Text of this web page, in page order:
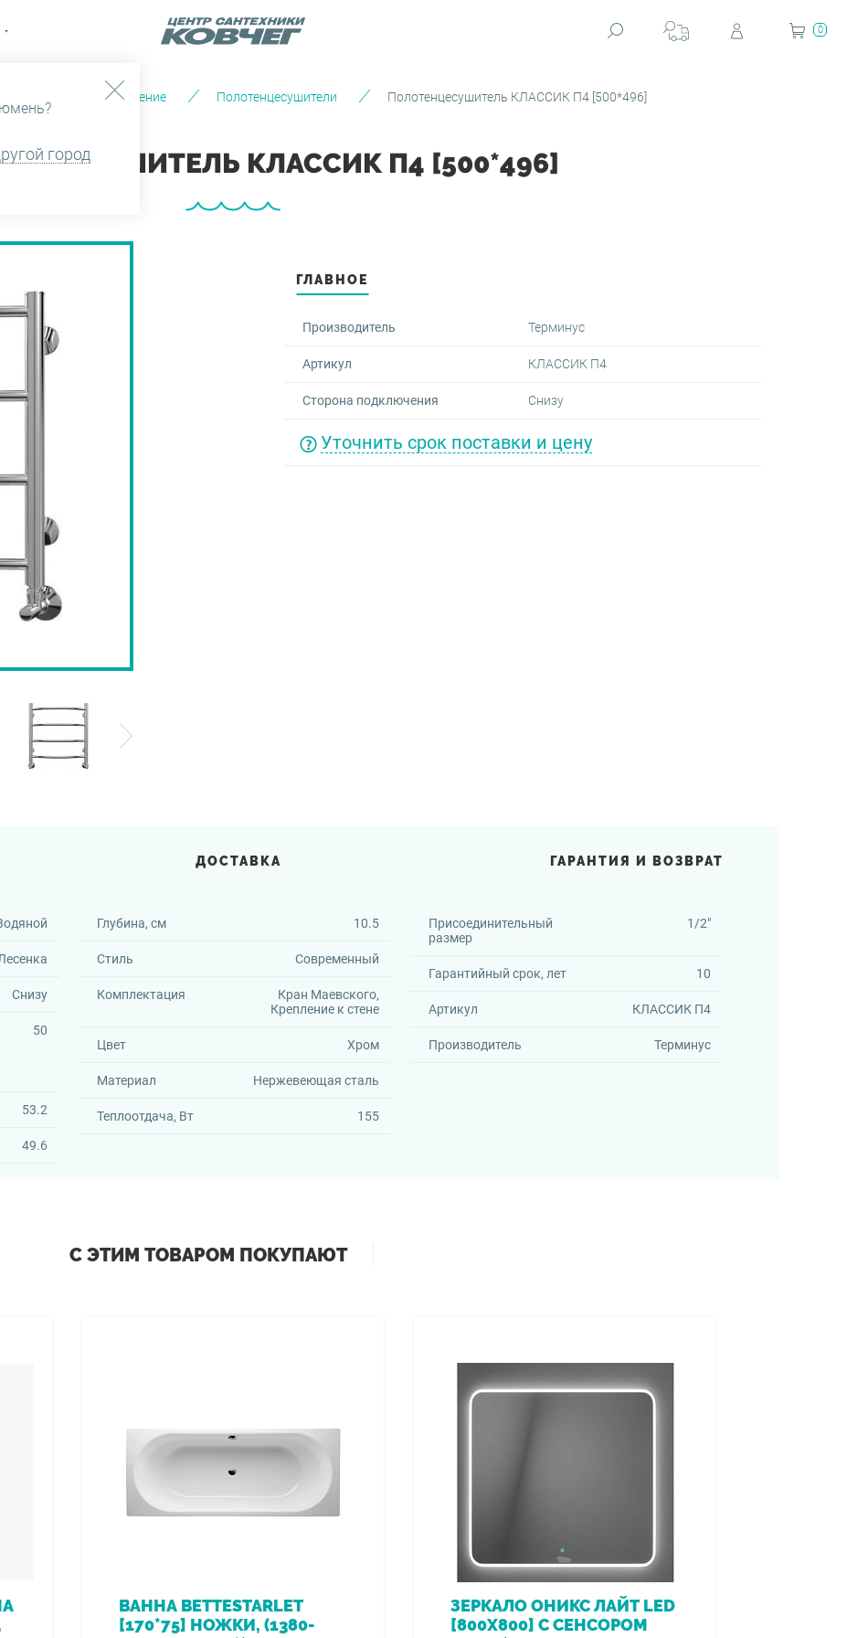
город
0
Вентиляция и отопление Полотенцесушители Полотенцесушитель КЛАССИК П4 [500*496]
КЛАССИК П4 [500*496]
ГЛАВНОЕ
Производитель Терминус
Артикул КЛАССИК П4
Сторона подключения Снизу
Уточнить срок поставки и цену
ДОСТАВКА ГАРАНТИЯ И ВОЗВРАТ
Снизу
50
53.2
49.6
Глубина, см 10.5
Стиль Современный
Комплектация
Кран Маевского,
Крепление к стене
Цвет Хром
Материал Нержевеющая сталь
Теплоотдача, Вт 155
Присоединительный
размер
1/2"
Гарантийный срок, лет 10
Артикул КЛАССИК П4
Производитель Терминус
С ЭТИМ ТОВАРОМ ПОКУПАЮТ
ВАННА BETTESTARLET
[170*75] НОЖКИ, (1380-
ЗЕРКАЛО ОНИКС ЛАЙТ LED
[800Х800] С СЕНСОРОМ